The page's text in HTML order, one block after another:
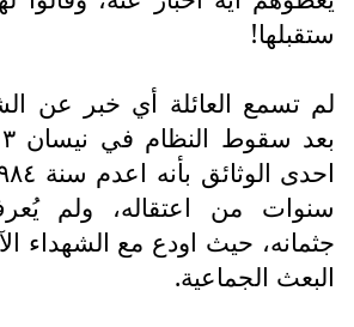
ستقبلها!
لم تسمع العائلة أي خبر عن
سنوات من اعتقاله، ولم
جثمانه، حيث اودع مع الشهداء
البعث الجماعية.